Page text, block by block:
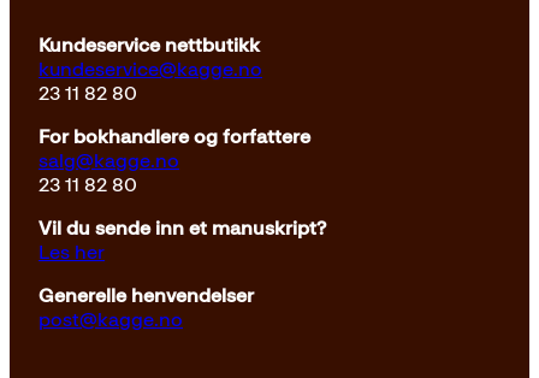
Kundeservice nettbutikk
kundeservice@kagge.no
23 11 82 80
For bokhandlere og forfattere
salg@kagge.no
23 11 82 80
Vil du sende inn et manuskript?
Les her
Generelle henvendelser
post@kagge.no